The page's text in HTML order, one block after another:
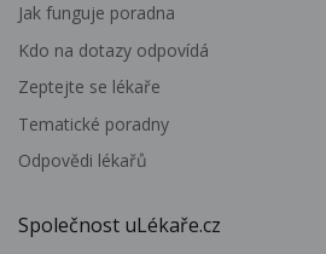
Jak funguje poradna
Kdo na dotazy odpovídá
Zeptejte se lékaře
Tematické poradny
Odpovědi lékařů
Společnost uLékaře.cz